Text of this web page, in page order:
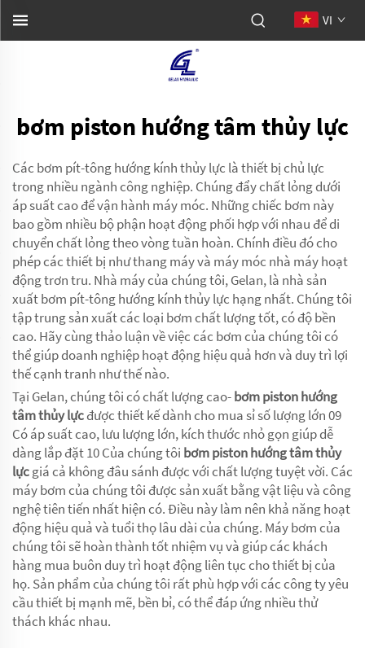
VI
bơm piston hướng tâm thủy lực
Các bơm pít-tông hướng kính thủy lực là thiết bị chủ lực
trong nhiều ngành công nghiệp. Chúng đẩy chất lỏng dưới
áp suất cao để vận hành máy móc. Những chiếc bơm này
bao gồm nhiều bộ phận hoạt động phối hợp với nhau để di
chuyển chất lỏng theo vòng tuần hoàn. Chính điều đó cho
phép các thiết bị như thang máy và máy móc nhà máy hoạt
động trơn tru. Nhà máy của chúng tôi, Gelan, là nhà sản
xuất bơm pít-tông hướng kính thủy lực hạng nhất. Chúng tôi
tập trung sản xuất các loại bơm chất lượng tốt, có độ bền
cao. Hãy cùng thảo luận về việc các bơm của chúng tôi có
thể giúp doanh nghiệp hoạt động hiệu quả hơn và duy trì lợi
thế cạnh tranh như thế nào.
Tại Gelan, chúng tôi có chất lượng cao-bơm piston hướng
tâm thủy lựcđược thiết kế dành cho mua sỉ số lượng lớn 09
Có áp suất cao, lưu lượng lớn, kích thước nhỏ gọn giúp dễ
dàng lắp đặt 10 Của chúng tôi bơm piston hướng tâm thủy
lựcgiá cả không đâu sánh được với chất lượng tuyệt vời. Các
máy bơm của chúng tôi được sản xuất bằng vật liệu và công
nghệ tiên tiến nhất hiện có. Điều này làm nên khả năng hoạt
động hiệu quả và tuổi thọ lâu dài của chúng. Máy bơm của
chúng tôi sẽ hoàn thành tốt nhiệm vụ và giúp các khách
hàng mua buôn duy trì hoạt động liên tục cho thiết bị của
họ. Sản phẩm của chúng tôi rất phù hợp với các công ty yêu
cầu thiết bị mạnh mẽ, bền bỉ, có thể đáp ứng nhiều thử
thách khác nhau.